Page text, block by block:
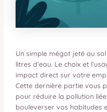
Un simple mégot jeté au
litres d’eau. Le choix et
impact direct sur votre
Cette dernière partie vous
pour réduire la pollution
bouleverser vos habitudes